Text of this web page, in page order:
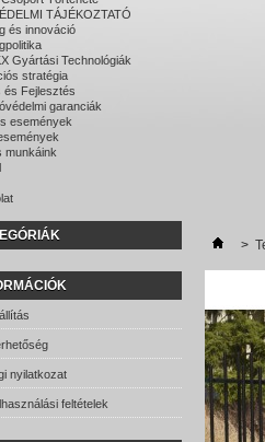
TÁJÉKOZTATÓ
és innováció
Gyártási Technológiák
stratégia
és Fejlesztés
garanciák
események
munkáink
nyilatkozat
feltételek
>